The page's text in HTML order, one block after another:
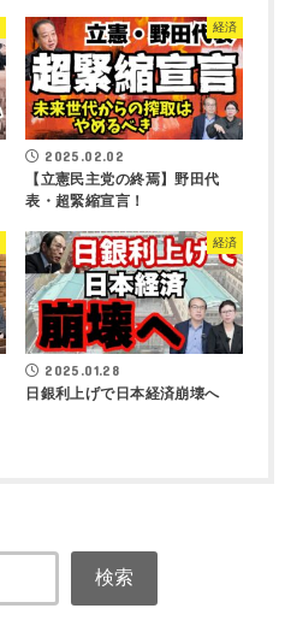
経済
2025.02.02
【立憲民主党の終焉】野田代
表・超緊縮宣言！
経済
2025.01.28
日銀利上げで日本経済崩壊へ
検索